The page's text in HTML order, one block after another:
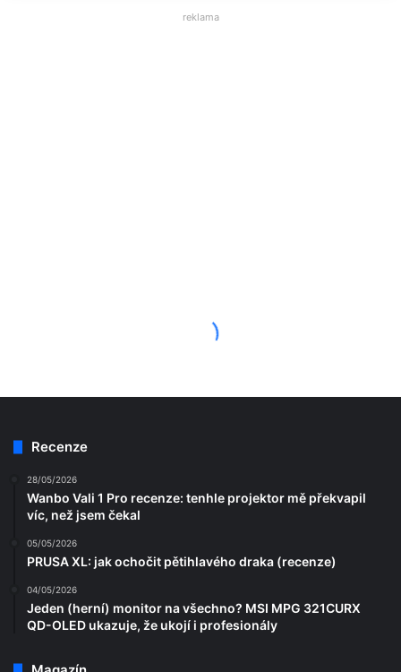
Recenze
28/05/2026
Wanbo Vali 1 Pro recenze: tenhle projektor mě překvapil
víc, než jsem čekal
05/05/2026
PRUSA XL: jak ochočit pětihlavého draka (recenze)
04/05/2026
Jeden (herní) monitor na všechno? MSI MPG 321CURX
QD-OLED ukazuje, že ukojí i profesionály